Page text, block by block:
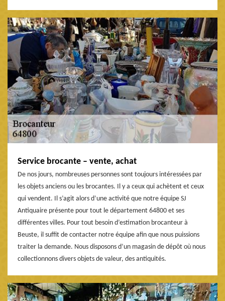
Service brocante – vente, achat
De nos jours, nombreuses personnes sont toujours intéressées par
les objets anciens ou les brocantes. Il y a ceux qui achètent et ceux
qui vendent. Il s’agit alors d’une activité que notre équipe SJ
Antiquaire présente pour tout le département 64800 et ses
différentes villes. Pour tout besoin d’estimation brocanteur à
Beuste, il suffit de contacter notre équipe afin que nous puissions
traiter la demande. Nous disposons d’un magasin de dépôt où nous
collectionnons divers objets de valeur, des antiquités.